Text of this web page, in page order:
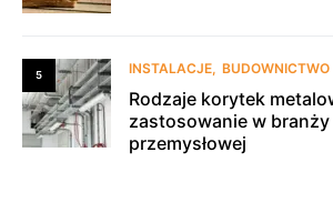
5 INSTALACJE BUDOWNICTWO
Rodzaje korytek
zastosowanie w
przemysłowej